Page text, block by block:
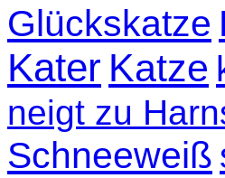
Glückskatze
Kater Katze
neigt zu
Schneeweiß